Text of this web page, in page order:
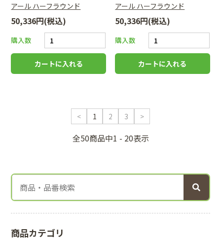
アール ハーフラウンド
50,336円(税込)
購入数
アール ハーフラウンド
50,336円(税込)
購入数
< 1 2 3 >
全50商品中1 - 20表示
商品カテゴリ